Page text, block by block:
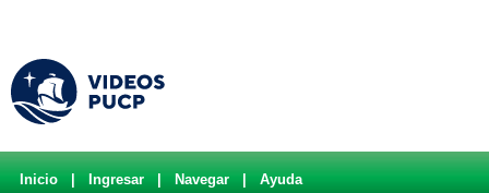
Inicio Ingresar Navegar Ayuda